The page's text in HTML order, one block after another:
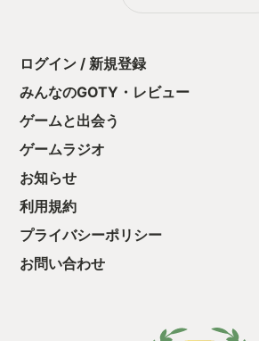
ンウェイの配達の旅に合流していくことに
膨大なテキストが出てくる。これを訳された
評したくなる、とても素晴らしいゲームで
はぜひ、やってみてください。 ちなみに
敵な翻訳が非公式MODで導入できるSteam
は、翻訳が…機械翻訳…なので…。
ログイン / 新規登録
みんなのGOTY・レビュー
ゲームと出会う
ゲームラジオ
お知らせ
利用規約
プライバシーポリシー
お問い合わせ